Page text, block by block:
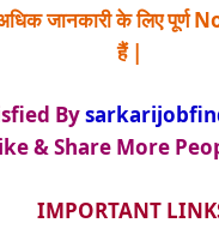
अधिक जानकारी के लिए
हैं |
By
& Share More
IMPORTANT